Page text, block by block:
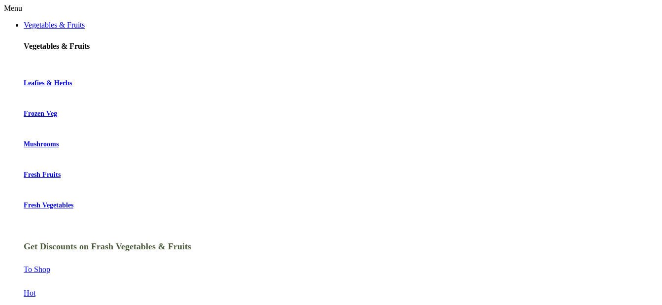
Menu
Vegetables & Fruits
Vegetables & Fruits
Leafies & Herbs
Frozen Veg
Mushrooms
Fresh Fruits
Fresh Vegetables
Get Discounts on Frash Vegetables & Fruits
To Shop
Hot